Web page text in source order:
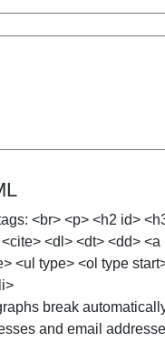
<br> <p> <h2 id>
<dl> <dt> <dd>
<ul type> <ol type
break
and email